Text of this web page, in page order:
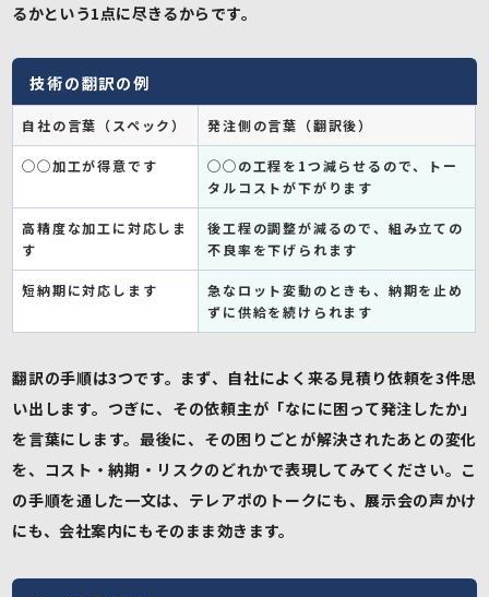
るかという1点に尽きるからです。
技術の翻訳の例
自社の言葉（スペック） 発注側の言葉（翻訳後）
◯◯加工が得意です
◯◯の工程を1つ減らせるので、トー
タルコストが下がります
高精度な加工に対応しま
す
後工程の調整が減るので、組み立ての
不良率を下げられます
短納期に対応します
急なロット変動のときも、納期を止め
ずに供給を続けられます
翻訳の手順は3つです。まず、自社によく来る見積り依頼を3件思
い出します。つぎに、その依頼主が「なにに困って発注したか」
を言葉にします。最後に、その困りごとが解決されたあとの変化
を、コスト・納期・リスクのどれかで表現してみてください。こ
の手順を通した一文は、テレアポのトークにも、展示会の声かけ
にも、会社案内にもそのまま効きます。